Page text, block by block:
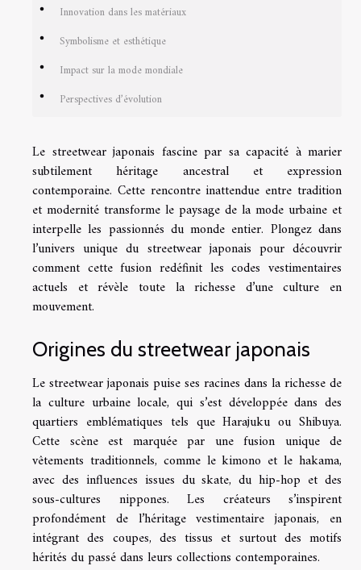
Innovation dans les matériaux
Symbolisme et esthétique
Impact sur la mode mondiale
Perspectives d’évolution
Le streetwear japonais fascine par sa capacité à marier
subtilement héritage ancestral et expression
contemporaine. Cette rencontre inattendue entre tradition
et modernité transforme le paysage de la mode urbaine et
interpelle les passionnés du monde entier. Plongez dans
l’univers unique du streetwear japonais pour découvrir
comment cette fusion redéfinit les codes vestimentaires
actuels et révèle toute la richesse d’une culture en
mouvement.
Origines du streetwear japonais
Le streetwear japonais puise ses racines dans la richesse de
la culture urbaine locale, qui s’est développée dans des
quartiers emblématiques tels que Harajuku ou Shibuya.
Cette scène est marquée par une fusion unique de
vêtements traditionnels, comme le kimono et le hakama,
avec des influences issues du skate, du hip-hop et des
sous-cultures nippones. Les créateurs s’inspirent
profondément de l’héritage vestimentaire japonais, en
intégrant des coupes, des tissus et surtout des motifs
hérités du passé dans leurs collections contemporaines.